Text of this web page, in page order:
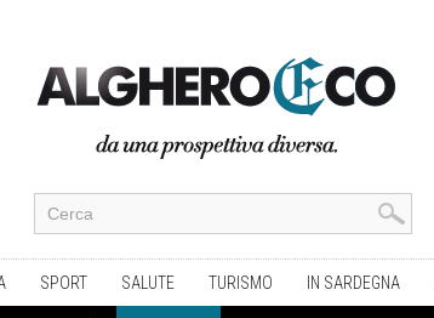
SPORT SALUTE TURISMO IN SARDEGNA